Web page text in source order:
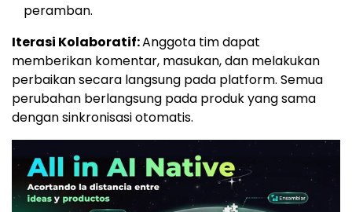
peramban.
Iterasi Kolaboratif:Anggota tim dapat
memberikan komentar, masukan, dan melakukan
perbaikan secara langsung pada platform. Semua
perubahan berlangsung pada produk yang sama
dengan sinkronisasi otomatis.